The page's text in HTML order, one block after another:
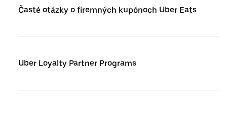
Časté otázky o firemných kupónoch Uber Eats
Uber Loyalty Partner Programs